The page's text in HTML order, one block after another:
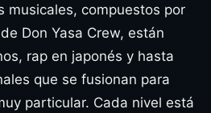
musicales, compuestos por
Don Yasa Crew, están
rap en japonés y hasta
que se fusionan para
particular. Cada nivel está